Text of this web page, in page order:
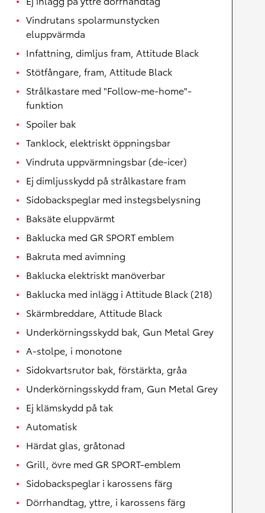
Vindrutans spolarmunstycken
eluppvärmda
Infattning, dimljus fram, Attitude Black
Stötfångare, fram, Attitude Black
Strålkastare med "Follow-me-home"-
funktion
Spoiler bak
Tanklock, elektriskt öppningsbar
Vindruta uppvärmningsbar (de-icer)
Ej dimljusskydd på strålkastare fram
Sidobackspeglar med instegsbelysning
Baksäte eluppvärmt
Baklucka med GR SPORT emblem
Bakruta med avimning
Baklucka elektriskt manöverbar
Baklucka med inlägg i Attitude Black (218)
Skärmbreddare, Attitude Black
Underkörningsskydd bak, Gun Metal Grey
A-stolpe, i monotone
Sidokvartsrutor bak, förstärkta, gråa
Underkörningsskydd fram, Gun Metal Grey
Ej klämskydd på tak
Automatisk
Härdat glas, gråtonad
Grill, övre med GR SPORT-emblem
Sidobackspeglar i karossens färg
Dörrhandtag, yttre, i karossens färg